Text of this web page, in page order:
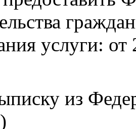
услуги: от
из